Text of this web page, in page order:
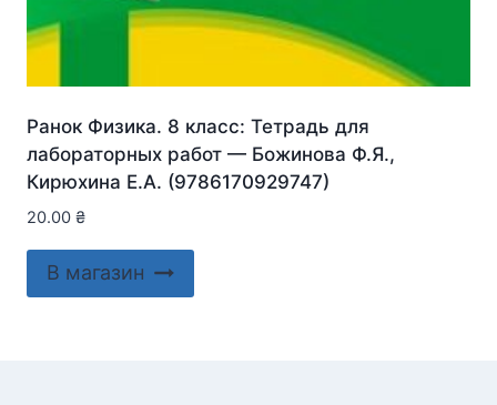
Ранок Физика. 8 класс: Тетрадь для
лабораторных работ — Божинова Ф.Я.,
Кирюхина Е.А. (9786170929747)
20.00 ₴
В магазин